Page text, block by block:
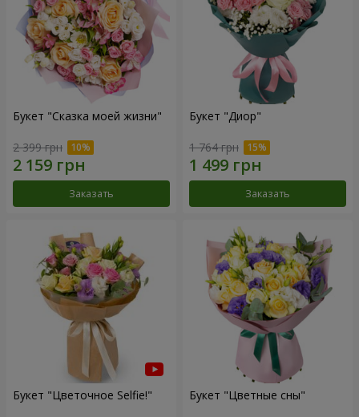
Букет "Сказка моей жизни"
2 399 грн
Заказать
Букет "Диор"
1 764 грн
Заказать
Букет "Цветочное Selfie!" Букет "Цветные сны"